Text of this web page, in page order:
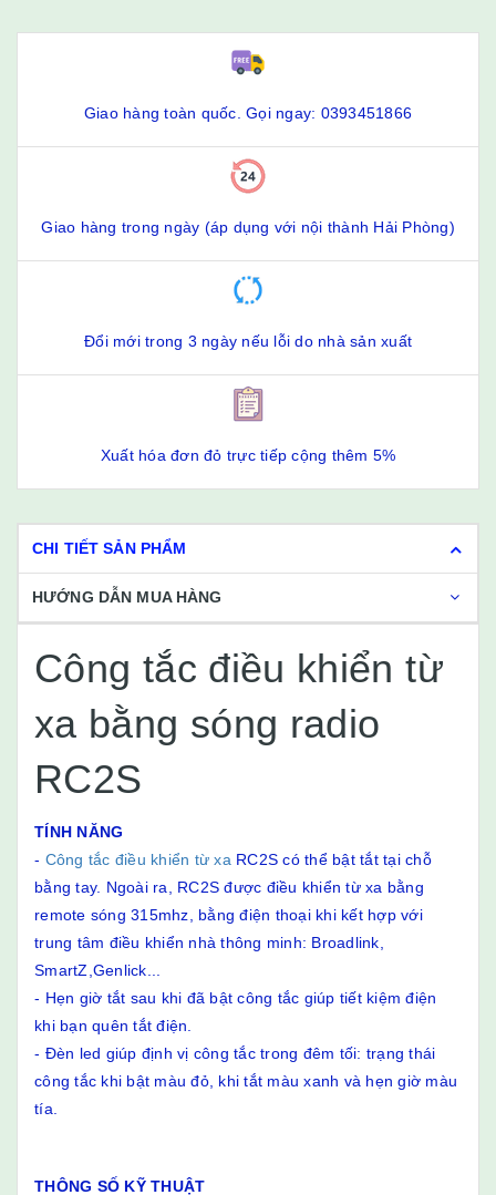
Giao hàng toàn quốc. Gọi ngay: 0393451866
Giao hàng trong ngày (áp dụng với nội thành Hải Phòng)
Đổi mới trong 3 ngày nếu lỗi do nhà sản xuất
Xuất hóa đơn đỏ trực tiếp cộng thêm 5%
CHI TIẾT SẢN PHẨM
HƯỚNG DẪN MUA HÀNG
Công tắc điều khiển từ
xa bằng sóng radio
RC2S
TÍNH NĂNG
- Công tắc điều khiển từ xa RC2S có thể bật tắt tại chỗ
bằng tay. Ngoài ra, RC2S được điều khiển từ xa bằng
remote sóng 315mhz, bằng điện thoại khi kết hợp với
trung tâm điều khiển nhà thông minh: Broadlink,
SmartZ,Genlick...
- Hẹn giờ tắt sau khi đã bật công tắc giúp tiết kiệm điện
khi bạn quên tắt điện.
- Đèn led giúp định vị công tắc trong đêm tối: trạng thái
công tắc khi bật màu đỏ, khi tắt màu xanh và hẹn giờ màu
tía.
THÔNG SỐ KỸ THUẬT